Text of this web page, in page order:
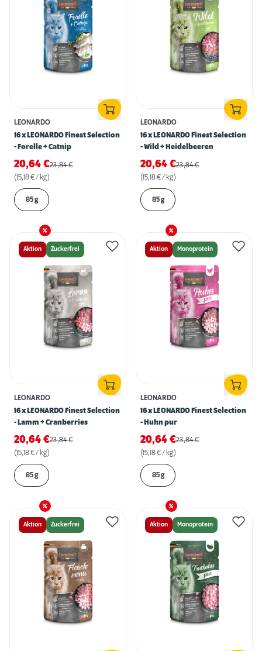
LEONARDO
16 x LEONARDO Finest Selection
- Forelle + Catnip
20,64 €23,84€
(15,18 € / kg)
85 g
LEONARDO
16 x LEONARDO Finest Selection
- Wild + Heidelbeeren
20,64 €23,84€
(15,18 € / kg)
85 g
Aktion Zuckerfrei
LEONARDO
16 x LEONARDO Finest Selection
- Lamm + Cranberries
20,64 €23,84€
(15,18 € / kg)
85 g
Aktion Monoprotein
LEONARDO
16 x LEONARDO Finest Selection
- Huhn pur
20,64 €23,84€
(15,18 € / kg)
85 g
Aktion Zuckerfrei Aktion Monoprotein